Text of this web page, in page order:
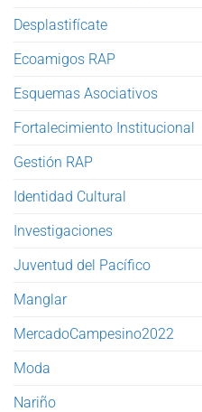
Desplastifícate
Ecoamigos RAP
Esquemas Asociativos
Fortalecimiento Institucional
Gestión RAP
Identidad Cultural
Investigaciones
Juventud del Pacífico
Manglar
MercadoCampesino2022
Moda
Nariño